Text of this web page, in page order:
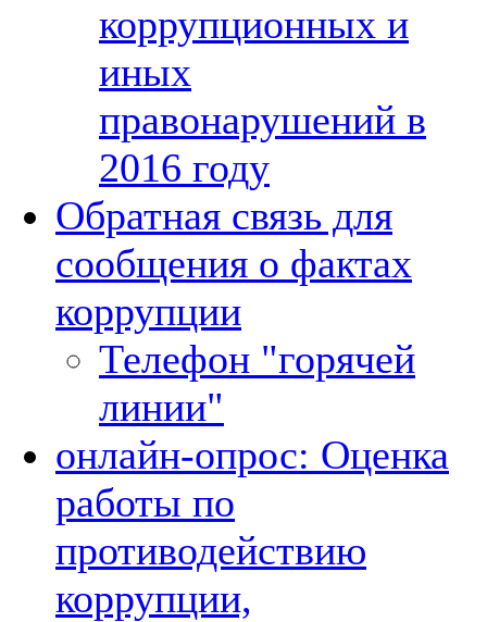
коррупционных и
иных
правонарушений в
2016 году
Обратная связь для
сообщения о фактах
коррупции
Телефон "горячей
линии"
онлайн-опрос: Оценка
работы по
противодействию
коррупции,